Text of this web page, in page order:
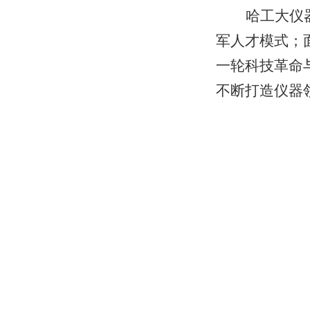
哈工大仪
军人才模式；
一轮科技革命
不断打造仪器